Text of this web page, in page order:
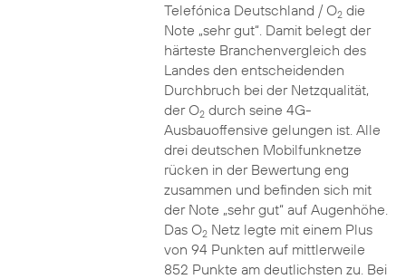
Telefónica Deutschland / O2die
Note „sehr gut“. Damit belegt der
härteste Branchenvergleich des
Landes den entscheidenden
Durchbruch bei der Netzqualität,
der O2durch seine 4G-
Ausbauoffensive gelungen ist. Alle
drei deutschen Mobilfunknetze
rücken in der Bewertung eng
zusammen und befinden sich mit
der Note „sehr gut“ auf Augenhöhe.
Das O2Netz legte mit einem Plus
von 94 Punkten auf mittlerweile
852 Punkte am deutlichsten zu. Bei